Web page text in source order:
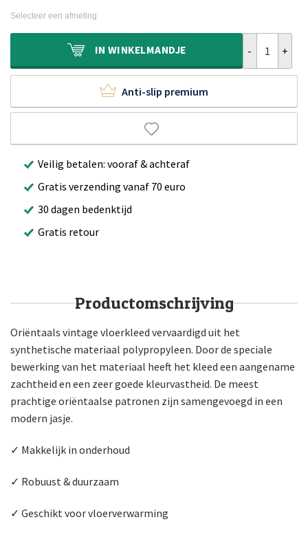
Selecteer een afmeting
IN WINKELMANDJE
Anti-slip premium
Veilig betalen: vooraf & achteraf
Gratis verzending vanaf 70 euro
30 dagen bedenktijd
Gratis retour
Productomschrijving
Oriëntaals vintage vloerkleed vervaardigd uit het
synthetische materiaal polypropyleen. Door de speciale
bewerking van het materiaal heeft het kleed een aangename
zachtheid en een zeer goede kleurvastheid. De meest
prachtige oriëntaalse patronen zijn samengevoegd in een
modern jasje.
✓ Makkelijk in onderhoud
✓ Robuust & duurzaam
✓ Geschikt voor vloerverwarming